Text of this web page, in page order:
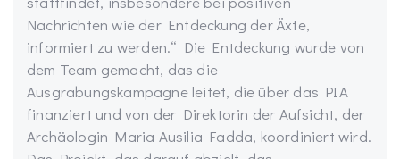
Nachrichten wie der Entdeckung der Äxte,
informiert zu werden.“ Die Entdeckung wurde von
dem Team gemacht, das die
Ausgrabungskampagne leitet, die über das PIA
finanziert und von der Direktorin der Aufsicht, der
Archäologin Maria Ausilia Fadda, koordiniert wird.